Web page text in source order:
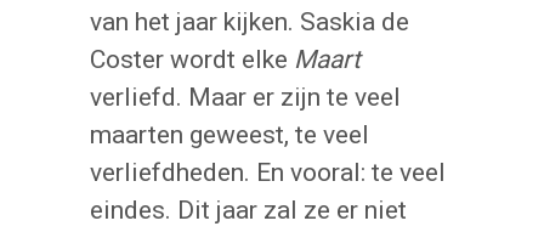
van het jaar kijken. Saskia de
Coster wordt elke Maart
verliefd. Maar er zijn te veel
maarten geweest, te veel
verliefdheden. En vooral: te veel
eindes. Dit jaar zal ze er niet